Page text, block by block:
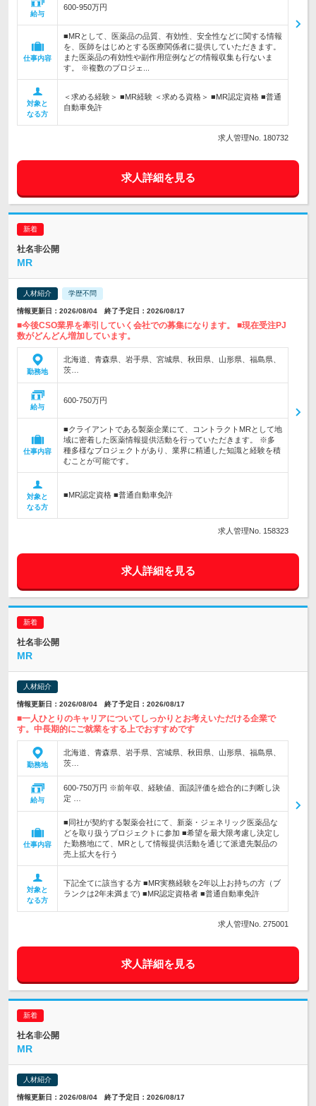
給与
600-950万円
仕事内容
■MRとして、医薬品の品質、有効性、安全性などに関する情報
を、医師をはじめとする医療関係者に提供していただきます。
また医薬品の有効性や副作用症例などの情報収集も行ないま
す。 ※複数のプロジェ...
対象と
なる方
＜求める経験＞ ■MR経験 ＜求める資格＞ ■MR認定資格 ■普通
自動車免許
求人管理No. 180732
求人詳細を見る
社名非公開
MR
人材紹介 学歴不問
情報更新日：2026/08/04 終了予定日：2026/08/17
■今後CSO業界を牽引していく会社での募集になります。 ■現在受注PJ
数がどんどん増加しています。
勤務地
北海道、青森県、岩手県、宮城県、秋田県、山形県、福島県、
茨…
給与
600-750万円
仕事内容
■クライアントである製薬企業にて、コントラクトMRとして地
域に密着した医薬情報提供活動を行っていただきます。 ※多
種多様なプロジェクトがあり、業界に精通した知識と経験を積
むことが可能です。
対象と
なる方
■MR認定資格 ■普通自動車免許
求人管理No. 158323
求人詳細を見る
社名非公開
MR
人材紹介
情報更新日：2026/08/04 終了予定日：2026/08/17
■一人ひとりのキャリアについてしっかりとお考えいただける企業で
す。中長期的にご就業をする上でおすすめです
勤務地
北海道、青森県、岩手県、宮城県、秋田県、山形県、福島県、
茨…
給与
600-750万円 ※前年収、経験値、面談評価を総合的に判断し決
定 …
仕事内容
■同社が契約する製薬会社にて、新薬・ジェネリック医薬品な
どを取り扱うプロジェクトに参加 ■希望を最大限考慮し決定し
た勤務地にて、MRとして情報提供活動を通じて派遣先製品の
売上拡大を行う
対象と
なる方
下記全てに該当する方 ■MR実務経験を2年以上お持ちの方（ブ
ランクは2年未満まで) ■MR認定資格者 ■普通自動車免許
求人管理No. 275001
求人詳細を見る
社名非公開
MR
人材紹介
情報更新日：2026/08/04 終了予定日：2026/08/17